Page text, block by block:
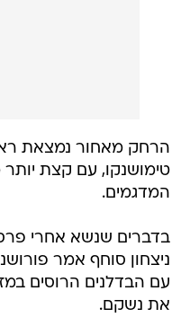
הרחק מאחור נמצאת
המדגמים.
בדברים שנשא אחרי
ניצחון סוחף אמר
עם הבדלנים הרוסים
את נשקם.